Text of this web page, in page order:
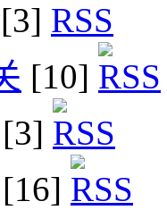
[3]
[10]
[3]
[16]